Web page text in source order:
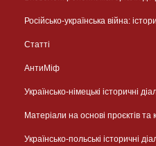
Російсько-українська війна:
Статті
АнтиМіф
Українсько-німецькі історичні
Матеріали на основі проєктів та
Українсько-польські історичні